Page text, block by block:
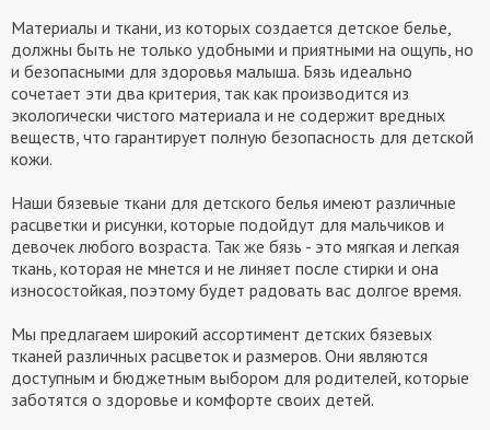
Материалы и ткани, из которых создается детское белье,
должны быть не только удобными и приятными на ощупь, но
и безопасными для здоровья малыша. Бязь идеально
сочетает эти два критерия, так как производится из
экологически чистого материала и не содержит вредных
веществ, что гарантирует полную безопасность для детской
кожи.
Наши бязевые ткани для детского белья имеют различные
расцветки и рисунки, которые подойдут для мальчиков и
девочек любого возраста. Так же бязь - это мягкая и легкая
ткань, которая не мнется и не линяет после стирки и она
износостойкая, поэтому будет радовать вас долгое время.
Мы предлагаем широкий ассортимент детских бязевых
тканей различных расцветок и размеров. Они являются
доступным и бюджетным выбором для родителей, которые
заботятся о здоровье и комфорте своих детей.